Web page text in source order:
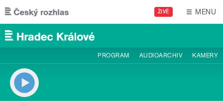
Přejít k hlavnímu obsahu
ŽIVĚ MENU
PROGRAM AUDIOARCHIV KAMERY